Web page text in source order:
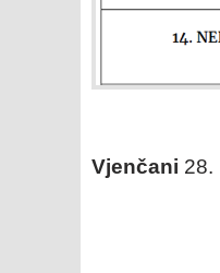
Vjenčani 28.